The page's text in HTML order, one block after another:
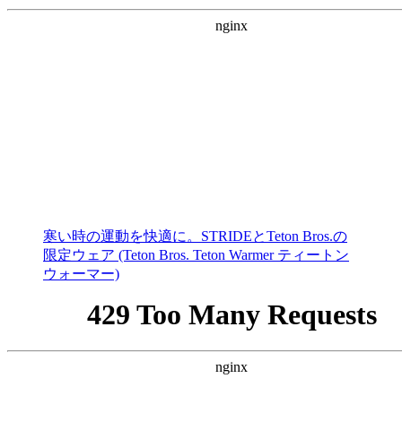
寒い時の運動を快適に。STRIDEとTeton Bros.の
限定ウェア (Teton Bros. Teton Warmer ティートン
ウォーマー)